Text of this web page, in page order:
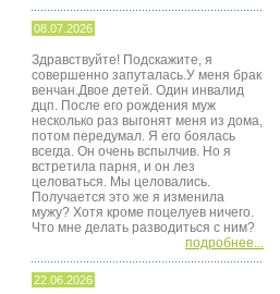
08.07.2026
Здравствуйте! Подскажите, я
совершенно запуталась.У меня брак
венчан.Двое детей. Один инвалид
дцп. После его рождения муж
несколько раз выгонят меня из дома,
потом передумал. Я его боялась
всегда. Он очень вспылчив. Но я
встретила парня, и он лез
целоваться. Мы целовались.
Получается это же я изменила
мужу? Хотя кроме поцелуев ничего.
Что мне делать разводиться с ним?
подробнее...
22.06.2026